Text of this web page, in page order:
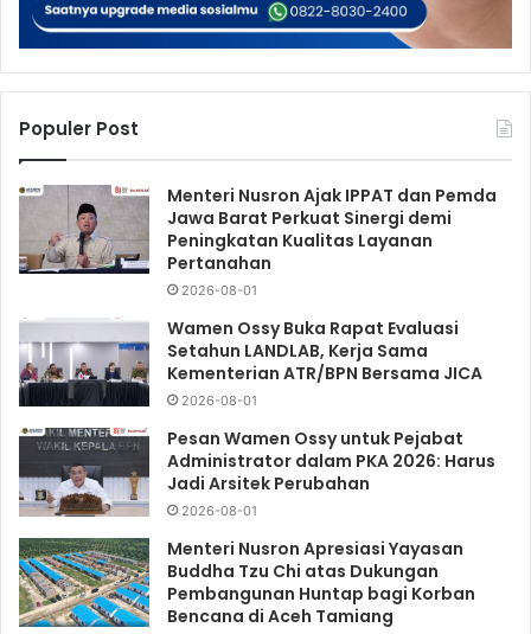
Populer Post
Menteri Nusron Ajak IPPAT dan Pemda
Jawa Barat Perkuat Sinergi demi
Peningkatan Kualitas Layanan
Pertanahan
2026-08-01
Wamen Ossy Buka Rapat Evaluasi
Setahun LANDLAB, Kerja Sama
Kementerian ATR/BPN Bersama JICA
2026-08-01
Pesan Wamen Ossy untuk Pejabat
Administrator dalam PKA 2026: Harus
Jadi Arsitek Perubahan
2026-08-01
Menteri Nusron Apresiasi Yayasan
Buddha Tzu Chi atas Dukungan
Pembangunan Huntap bagi Korban
Bencana di Aceh Tamiang